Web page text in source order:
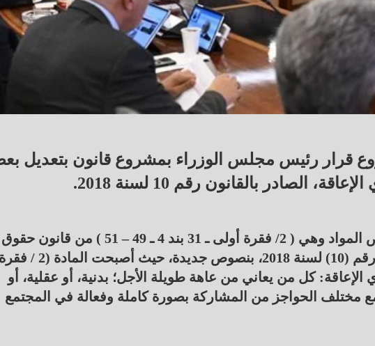
قرار رئيس مجلس الوزراء بمشروع قانون بتعديل
الصادر بالقانون رقم 10 لسنة 2018.
وتضمنت التعديلات استبدال بعض نصوص المواد وهي ( 2/ فقرة أولى ـ 31 بند 4 ـ 49 – 51 ) من قانون حقوق
الأشخاص ذوي الإعاقة، الصادر بالقانون رقم (10) لسنة 2018، بنصوص جديدة، حيث أصبحت
كل من يعاني من عاهة طويلة الأجل؛ بدنية، أو عقلية، أو
مختلف الحواجز من المشاركة بصورة كاملة وفعالة في المجتمع